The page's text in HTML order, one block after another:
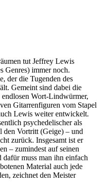
tut Jeffrey Lewis
Genres) immer noch.
der die Tugenden des
Gemeint sind dabei die
Wort-Lindwürmer,
Gitarrenfiguren vom Stapel
Lewis weiter entwickelt.
psychedelischer als
den Vortritt (Geige) – und
zurück. Insgesamt ist er
– zumindest auf seinen
dafür muss man ihn einfach
Material auch jede
zeichnet den Meister